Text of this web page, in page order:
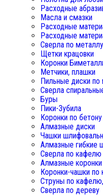
Расходные
Масла и смазки
Расходные
Расходные
Сверла по металлу
Щетки крацовки
Коронки
Метчики, плашки
Пильные диски по
Сверла
Буры
Пики-Зубила
Коронки по бетону
Алмазные диски
Чашки
Алмазные гибкие
Сверла по кафелю
Алмазные коронки
Коронки-чашки по
Струны по
Сверла по дереву